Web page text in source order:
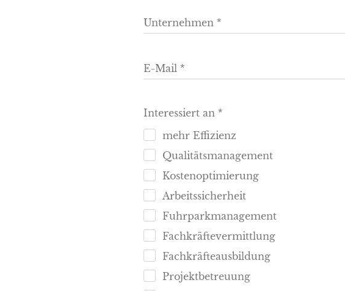
Unternehmen
E-Mail
Interessiert an
mehr Effizienz
Qualitätsmanagement
Kostenoptimierung
Arbeitssicherheit
Fuhrparkmanagement
Fachkräftevermittlung
Fachkräfteausbildung
Projektbetreuung